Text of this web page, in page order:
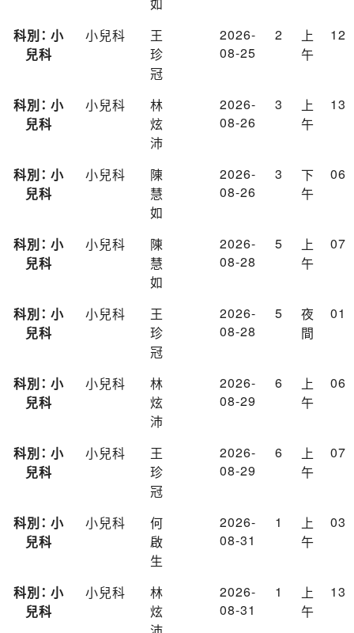
科別： 小
兒科
小兒科
王
珍
冠
2026-
08-25
2
上
午
12
科別： 小
兒科
小兒科
林
炫
沛
2026-
08-26
3
上
午
13
科別： 小
兒科
小兒科
陳
慧
如
2026-
08-26
3
下
午
06
科別： 小
兒科
小兒科
陳
慧
如
2026-
08-28
5
上
午
07
科別： 小
兒科
小兒科
王
珍
冠
2026-
08-28
5
夜
間
01
科別： 小
兒科
小兒科
林
炫
沛
2026-
08-29
6
上
午
06
科別： 小
兒科
小兒科
王
珍
冠
2026-
08-29
6
上
午
07
科別： 小
兒科
小兒科
何
啟
生
2026-
08-31
1
上
午
03
科別： 小
兒科
小兒科
林
炫
2026-
08-31
1
上
午
13